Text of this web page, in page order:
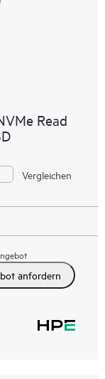
Read
Vergleichen
anfordern